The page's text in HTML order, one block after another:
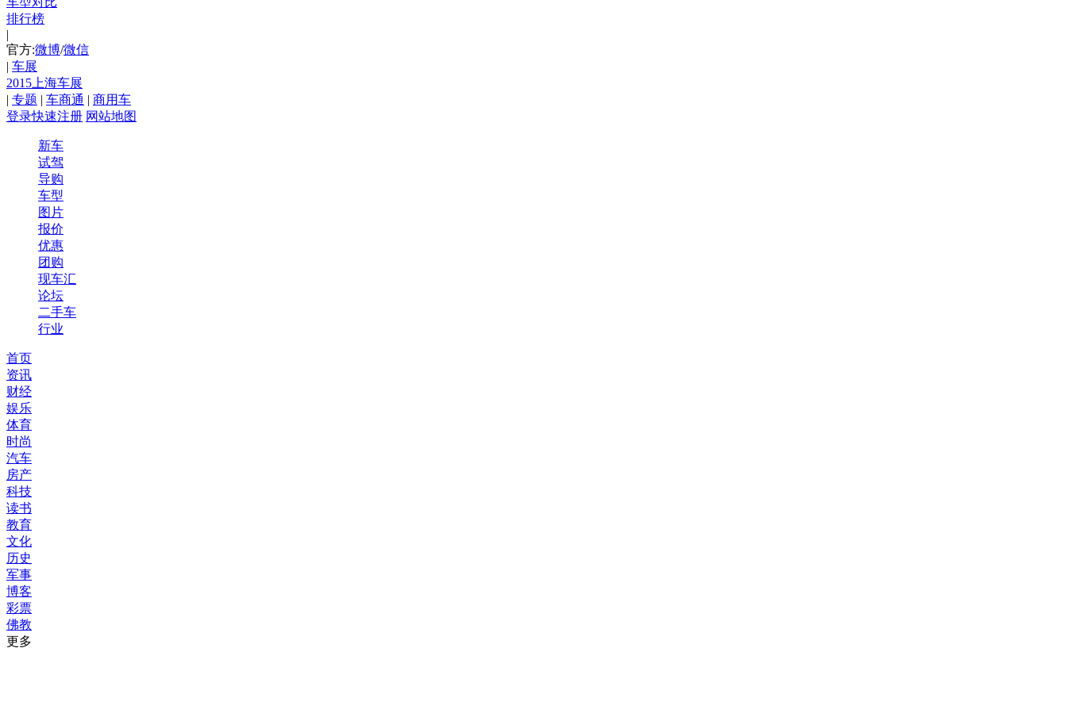
排行榜
|
官方:微博/微信
| 车展
2015上海车展
| 专题 | 车商通 | 商用车
登录快速注册 网站地图
新车
试驾
导购
车型
图片
报价
优惠
团购
现车汇
论坛
二手车
行业
首页
资讯
财经
娱乐
体育
时尚
汽车
房产
科技
读书
教育
文化
历史
军事
博客
彩票
佛教
更多